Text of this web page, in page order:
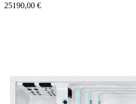
25190,00 €